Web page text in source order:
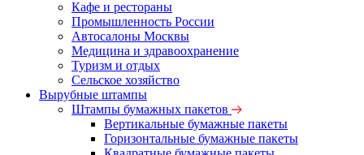
Кафе и рестораны
Промышленность России
Автосалоны Москвы
Медицина и здравоохранение
Туризм и отдых
Сельское хозяйство
Вырубные штампы
Штампы бумажных пакетов
Вертикальные бумажные пакеты
Горизонтальные бумажные пакеты